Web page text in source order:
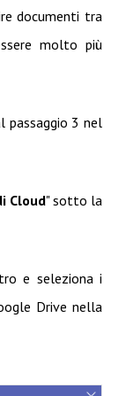
documenti tra
molto più
passaggio 3 nel
Cloud" sotto la
e seleziona i
Drive nella